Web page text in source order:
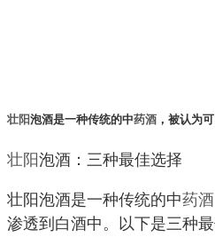
壮阳泡酒是一种传统的中药酒 ，被认为
壮阳泡酒：三种最佳选择
壮阳泡酒是一种传统的中药酒
渗透到白酒中。以下是三种最